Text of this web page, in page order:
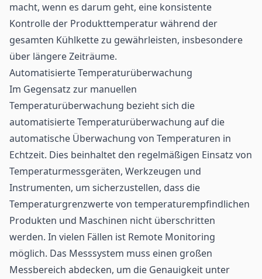
macht, wenn es darum geht, eine konsistente
Kontrolle der Produkttemperatur während der
gesamten Kühlkette zu gewährleisten, insbesondere
über längere Zeiträume.
Automatisierte Temperaturüberwachung
Im Gegensatz zur manuellen
Temperaturüberwachung bezieht sich die
automatisierte Temperaturüberwachung auf die
automatische Überwachung von Temperaturen in
Echtzeit. Dies beinhaltet den regelmäßigen Einsatz von
Temperaturmessgeräten, Werkzeugen und
Instrumenten, um sicherzustellen, dass die
Temperaturgrenzwerte von temperaturempfindlichen
Produkten und Maschinen nicht überschritten
werden. In vielen Fällen ist Remote Monitoring
möglich. Das Messsystem muss einen großen
Messbereich abdecken, um die Genauigkeit unter